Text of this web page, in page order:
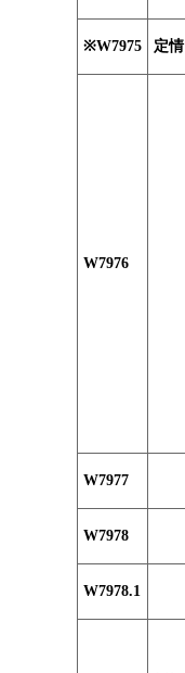
※W7975 定情
W7976
W7977
W7978
W7978.1